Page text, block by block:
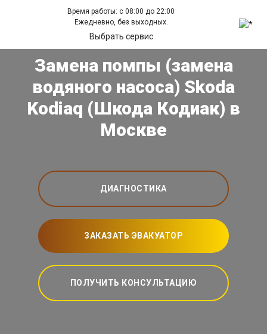
Время работы: с 08:00 до 22:00
Ежедневно, без выходных.
Выбрать сервис
Замена помпы (замена
водяного насоса) Skoda
Kodiaq (Шкода Кодиак) в
Москве
ДИАГНОСТИКА
ЗАКАЗАТЬ ЭВАКУАТОР
ПОЛУЧИТЬ КОНСУЛЬТАЦИЮ